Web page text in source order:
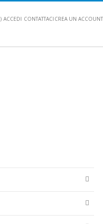
) ACCEDI CONTATTACI CREA UN ACCOUNT